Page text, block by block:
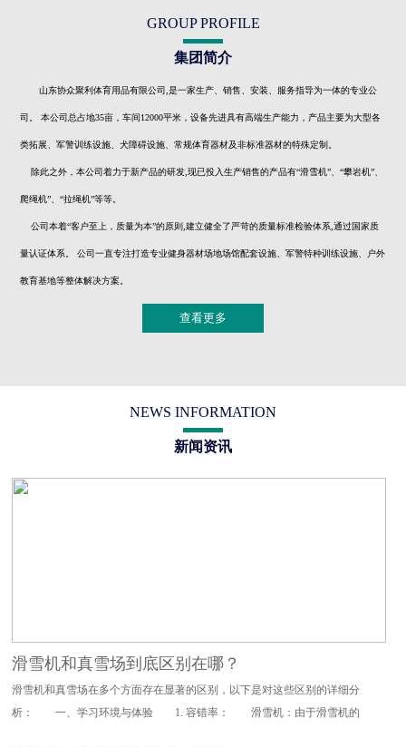
GROUP PROFILE
集团简介
山东协众聚利体育用品有限公司,是一家生产、销售、安装、服务指导为一体的专业公
司。 本公司总占地35亩，车间12000平米，设备先进具有高端生产能力，产品主要为大型各
类拓展、军警训练设施、犬障碍设施、常规体育器材及非标准器材的特殊定制。
除此之外，本公司着力于新产品的研发,现已投入生产销售的产品有“滑雪机”、“攀岩机”、
爬绳机”、“拉绳机”等等。
公司本着“客户至上，质量为本”的原则,建立健全了严苛的质量标准检验体系,通过国家质
量认证体系。 公司一直专注打造专业健身器材场地场馆配套设施、军警特种训练设施、户外
教育基地等整体解决方案。
查看更多
NEWS INFORMATION
新闻资讯
滑雪机和真雪场到底区别在哪？
雪机和真雪场在多个方面存在显著的区别，以下是对这些区别的详细分
析： 一、学习环境与体验 1. 容错率： 滑雪机：由于滑雪机的